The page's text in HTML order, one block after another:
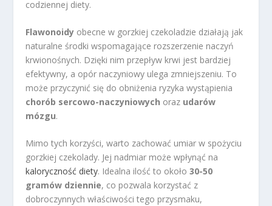
codziennej diety.
Flawonoidy obecne w gorzkiej czekoladzie działają jak
naturalne środki wspomagające rozszerzenie naczyń
krwionośnych. Dzięki nim przepływ krwi jest bardziej
efektywny, a opór naczyniowy ulega zmniejszeniu. To
może przyczynić się do obniżenia ryzyka wystąpienia
chorób sercowo-naczyniowych oraz udarów
mózgu.
Mimo tych korzyści, warto zachować umiar w spożyciu
gorzkiej czekolady. Jej nadmiar może wpłynąć na
kaloryczność diety. Idealna ilość to około30-50
gramów dziennie, co pozwala korzystać z
dobroczynnych właściwości tego przysmaku,